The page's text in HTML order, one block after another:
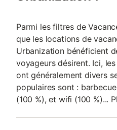
Parmi les filtres de
que les locations de
Urbanization bénéficient
voyageurs désirent. Ici,
ont généralement divers
populaires sont :
(100 %), et wifi (100 %)...